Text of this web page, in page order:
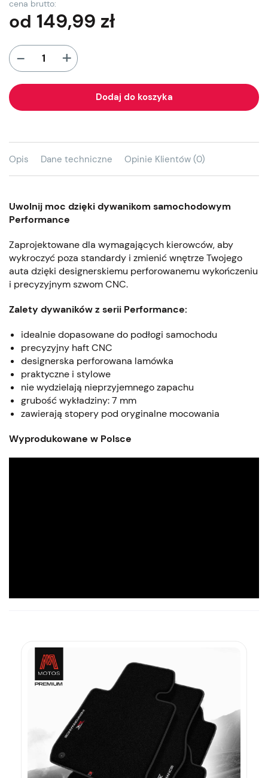
cena brutto:
od 149,99 zł
- +
Dodaj do koszyka
Opis Dane techniczne Opinie Klientów (0)
Uwolnij moc dzięki dywanikom samochodowym
Performance
Zaprojektowane dla wymagających kierowców, aby
wykroczyć poza standardy i zmienić wnętrze Twojego
auta dzięki designerskiemu perforowanemu wykończeniu
i precyzyjnym szwom CNC.
Zalety dywaników z serii Performance:
idealnie dopasowane do podłogi samochodu
precyzyjny haft CNC
designerska perforowana lamówka
praktyczne i stylowe
nie wydzielają nieprzyjemnego zapachu
grubość wykładziny: 7 mm
zawierają stopery pod oryginalne mocowania
Wyprodukowane w Polsce